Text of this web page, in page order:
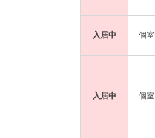
入居中 個室
入居中 個室